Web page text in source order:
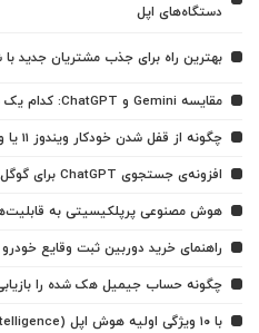
دستگاه‌های اپل
بهترین راه برای جذب مشتریان جدید با
مقایسه Gemini و ChatGPT: کدام یک بهتر است؟
چگونه از قفل شدن خودکار ویندوز 11 یا ویندوز 10 جلوگیری کنیم؟
افزونه‌ی جستجوی ChatGPT برای گوگل کروم معرفی شد
هوش مصنوعی پرپلکیسیتی به
راهنمای خرید دوربین ثبت وقایع خودرو
چگونه حساب جیمیل هک شده را
با ۱۰ ویژگی اولیه هوش اپل (Apple Intelligence) آشنا شوید